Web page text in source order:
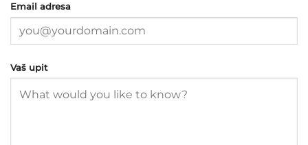
Email adresa
Vaš upit